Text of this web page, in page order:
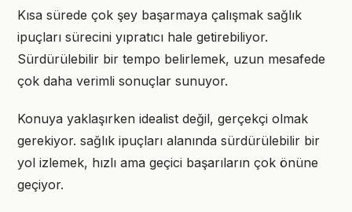
Kısa sürede çok şey başarmaya çalışmak sağlık
ipuçları sürecini yıpratıcı hale getirebiliyor.
Sürdürülebilir bir tempo belirlemek, uzun mesafede
çok daha verimli sonuçlar sunuyor.
Konuya yaklaşırken idealist değil, gerçekçi olmak
gerekiyor. sağlık ipuçları alanında sürdürülebilir bir
yol izlemek, hızlı ama geçici başarıların çok önüne
geçiyor.